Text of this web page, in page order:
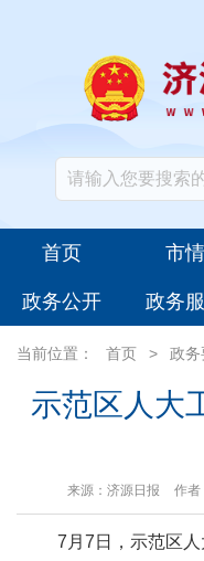
首页 市情
政务公开 政务
当前位置： 首页 > 政务
示范区人大
来源：济源日报 作者
7月7日，示范区